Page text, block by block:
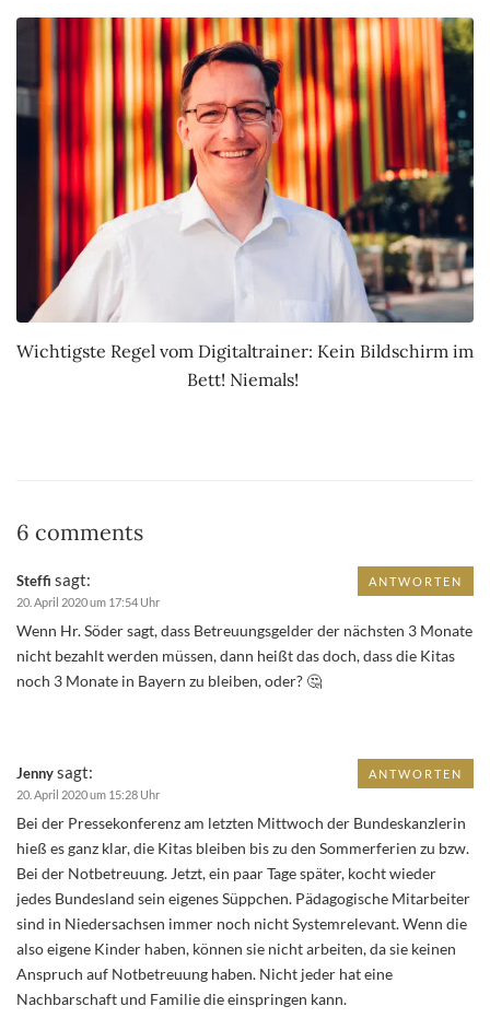
Wichtigste Regel vom Digitaltrainer: Kein Bildschirm im
Bett! Niemals!
6 comments
Steffi sagt:
20. April 2020 um 17:54 Uhr
Wenn Hr. Söder sagt, dass Betreuungsgelder der nächsten 3 Monate
nicht bezahlt werden müssen, dann heißt das doch, dass die Kitas
noch 3 Monate in Bayern zu bleiben, oder? 🤔
ANTWORTEN
Jennysagt:
20. April 2020 um 15:28 Uhr
Bei der Pressekonferenz am letzten Mittwoch der Bundeskanzlerin
hieß es ganz klar, die Kitas bleiben bis zu den Sommerferien zu bzw.
Bei der Notbetreuung. Jetzt, ein paar Tage später, kocht wieder
jedes Bundesland sein eigenes Süppchen. Pädagogische Mitarbeiter
sind in Niedersachsen immer noch nicht Systemrelevant. Wenn die
also eigene Kinder haben, können sie nicht arbeiten, da sie keinen
Anspruch auf Notbetreuung haben. Nicht jeder hat eine
Nachbarschaft und Familie die einspringen kann.
ANTWORTEN